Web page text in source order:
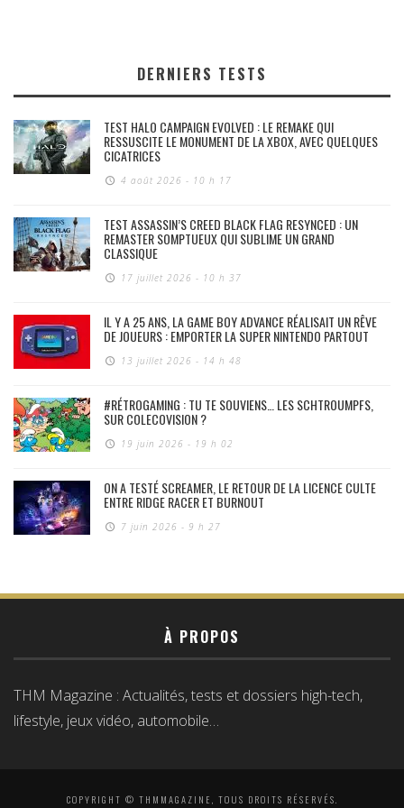
DERNIERS TESTS
TEST HALO CAMPAIGN EVOLVED : LE REMAKE QUI
RESSUSCITE LE MONUMENT DE LA XBOX, AVEC QUELQUES
CICATRICES
4 août 2026 - 10 h 17
TEST ASSASSIN’S CREED BLACK FLAG RESYNCED : UN
REMASTER SOMPTUEUX QUI SUBLIME UN GRAND
CLASSIQUE
17 juillet 2026 - 10 h 37
IL Y A 25 ANS, LA GAME BOY ADVANCE RÉALISAIT UN RÊVE
DE JOUEURS : EMPORTER LA SUPER NINTENDO PARTOUT
13 juillet 2026 - 14 h 48
#RÉTROGAMING : TU TE SOUVIENS… LES SCHTROUMPFS,
SUR COLECOVISION ?
19 juin 2026 - 19 h 02
ON A TESTÉ SCREAMER, LE RETOUR DE LA LICENCE CULTE
ENTRE RIDGE RACER ET BURNOUT
7 juin 2026 - 9 h 27
À PROPOS
THM Magazine : Actualités, tests et dossiers high-tech,
lifestyle, jeux vidéo, automobile…
COPYRIGHT © THMMAGAZINE, TOUS DROITS RÉSERVÉS.